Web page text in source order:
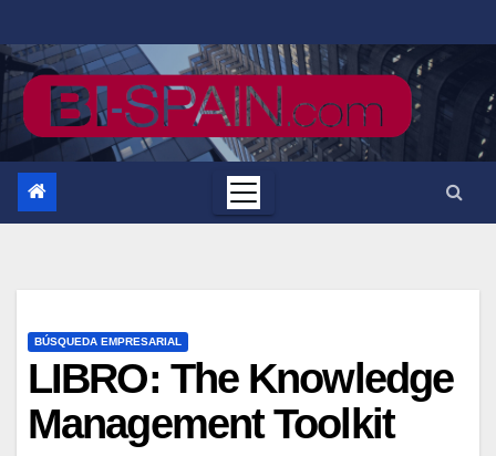
al
contenido
BÚSQUEDA EMPRESARIAL
LIBRO: The Knowledge
Management Toolkit